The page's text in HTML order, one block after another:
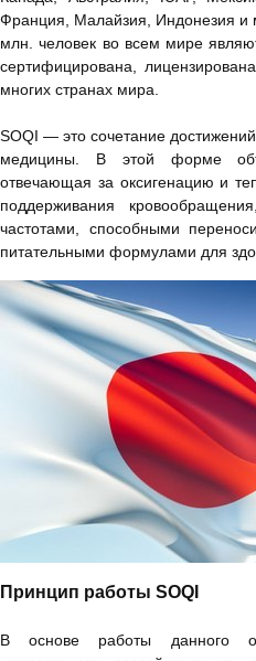
Франция, Малайзия, Индонезия и
млн. человек во всем мире
сертифицирована,
многих странах мира.
SOQI — это сочетание
медицины. В этой форме
отвечающая за оксигенацию и
поддерживания
частотами, способными
питательными формулами для
Принцип работы SOQI
В основе работы данного